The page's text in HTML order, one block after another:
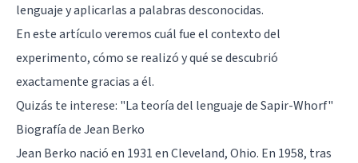
lenguaje y aplicarlas a palabras desconocidas.
En este artículo veremos cuál fue el contexto del
experimento, cómo se realizó y qué se descubrió
exactamente gracias a él.
Quizás te interese: "La teoría del lenguaje de Sapir-Whorf"
Biografía de Jean Berko
Jean Berko nació en 1931 en Cleveland, Ohio. En 1958, tras